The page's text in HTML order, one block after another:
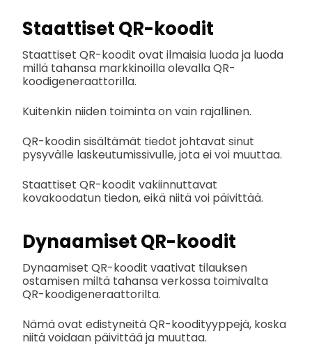
Staattiset QR-koodit
Staattiset QR-koodit ovat ilmaisia luoda ja luoda
millä tahansa markkinoilla olevalla QR-
koodigeneraattorilla.
Kuitenkin niiden toiminta on vain rajallinen.
QR-koodin sisältämät tiedot johtavat sinut
pysyvälle laskeutumissivulle, jota ei voi muuttaa.
Staattiset QR-koodit vakiinnuttavat
kovakoodatun tiedon, eikä niitä voi päivittää.
Dynaamiset QR-koodit
Dynaamiset QR-koodit vaativat tilauksen
ostamisen miltä tahansa verkossa toimivalta
QR-koodigeneraattorilta.
Nämä ovat edistyneitä QR-koodityyppejä, koska
niitä voidaan päivittää ja muuttaa.